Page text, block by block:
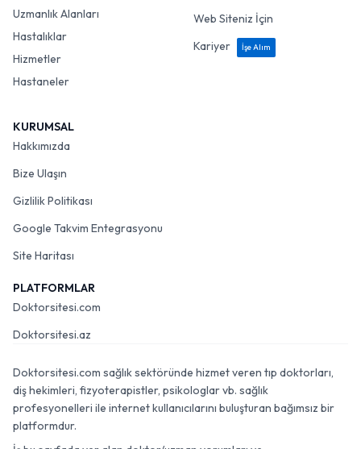
Uzmanlık Alanları
Hastalıklar
Hizmetler
Hastaneler
Web Siteniz İçin
Kariyer
İşe Alım
KURUMSAL
Hakkımızda
Bize Ulaşın
Gizlilik Politikası
Google Takvim Entegrasyonu
Site Haritası
PLATFORMLAR
Doktorsitesi.com
Doktorsitesi.az
Doktorsitesi.com sağlık sektöründe hizmet veren tıp doktorları,
diş hekimleri, fizyoterapistler, psikologlar vb. sağlık
profesyonelleri ile internet kullanıcılarını buluşturan bağımsız bir
platformdur.